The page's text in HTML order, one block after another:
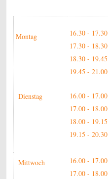
Montag
Dienstag
16.30 - 17.30
17.30 - 18.30
18.30 - 19.45
19.45 - 21.00
16.00 - 17.00
17.00 - 18.00
18.00 - 19.15
19.15 - 20.30
Mittwoch
16.00 - 17.00
17.00 - 18.00